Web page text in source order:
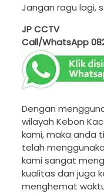
Jangan ragu lagi,
JP CCTV
Call/WhatsApp
Dengan
wilayah Kebon
kami, maka anda
telah
kami sangat
kualitas dan juga
menghemat